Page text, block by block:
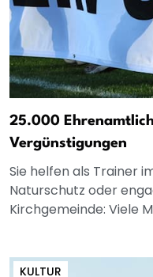
25.000
Vergünstigungen
Sie helfen als Trainer
Naturschutz oder
Kirchgemeinde: Viele
KULTUR